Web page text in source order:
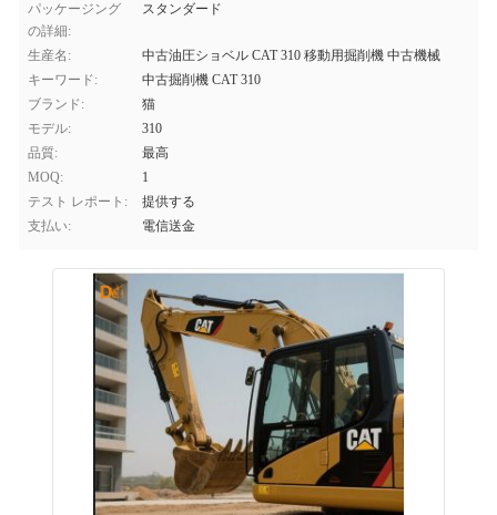
パッケージング
の詳細:
スタンダード
生産名:
中古油圧ショベル CAT 310 移動用掘削機 中古機械
キーワード:
中古掘削機 CAT 310
ブランド:
猫
モデル:
310
品質:
最高
MOQ:
1
テスト レポート:
提供する
支払い:
電信送金